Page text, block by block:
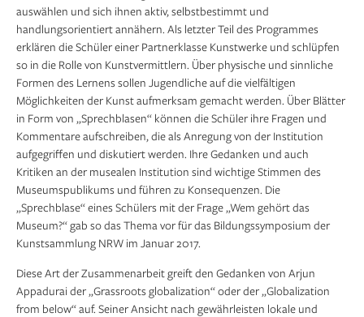
auswählen und sich ihnen aktiv, selbstbestimmt und
handlungsorientiert annähern. Als letzter Teil des Programmes
erklären die Schüler einer Partnerklasse Kunstwerke und schlüpfen
so in die Rolle von Kunstvermittlern. Über physische und sinnliche
Formen des Lernens sollen Jugendliche auf die vielfältigen
Möglichkeiten der Kunst aufmerksam gemacht werden. Über Blätter
in Form von „Sprechblasen“ können die Schüler ihre Fragen und
Kommentare aufschreiben, die als Anregung von der Institution
aufgegriffen und diskutiert werden. Ihre Gedanken und auch
Kritiken an der musealen Institution sind wichtige Stimmen des
Museumspublikums und führen zu Konsequenzen. Die
„Sprechblase“ eines Schülers mit der Frage „Wem gehört das
Museum?“ gab so das Thema vor für das Bildungssymposium der
Kunstsammlung NRW im Januar 2017.
Diese Art der Zusammenarbeit greift den Gedanken von Arjun
Appadurai der „Grassroots globalization“ oder der „Globalization
from below“ auf. Seiner Ansicht nach gewährleisten lokale und